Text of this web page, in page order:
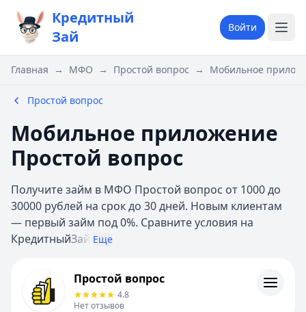
Кредитный
Зай
Войти
Главная → МФО → Простой вопрос → Мобильное
Простой вопрос
Мобильное приложение
Простой вопрос
Получите займ в МФО Простой вопрос от 1000 до
30000 рублей на срок до 30 дней. Новым клиентам
— первый займ под 0%. Сравните условия на
КредитныйЗай Еще
ИнформацияПростой вопрос
4.8
Нет отзывов